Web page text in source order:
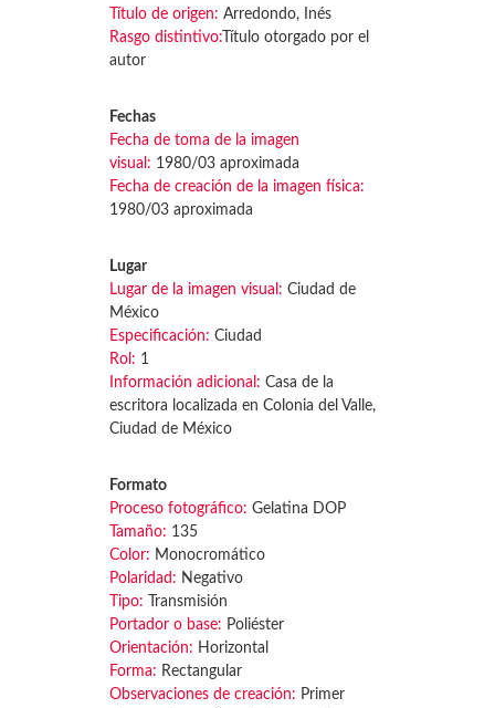
Título de origen: Arredondo, Inés
Rasgo distintivo: Título otorgado por el
autor
Fechas
Fecha de toma de la imagen
visual: 1980/03 aproximada
Fecha de creación de la imagen física:
1980/03 aproximada
Lugar
Lugar de la imagen visual: Ciudad de
México
Especificación: Ciudad
Rol: 1
Información adicional: Casa de la
escritora localizada en Colonia del Valle,
Ciudad de México
Formato
Proceso fotográfico: Gelatina DOP
Tamaño: 135
Color: Monocromático
Polaridad: Negativo
Tipo: Transmisión
Portador o base: Poliéster
Orientación: Horizontal
Forma: Rectangular
Observaciones de creación: Primer